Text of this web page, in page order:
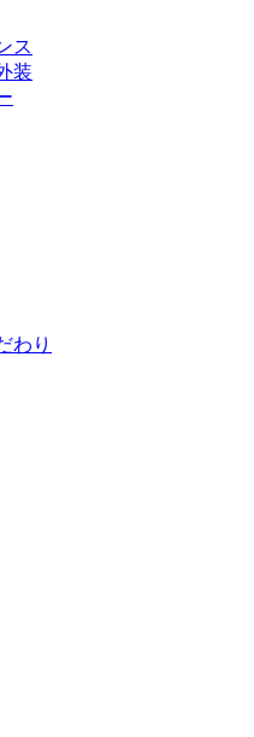
ス
装
わり